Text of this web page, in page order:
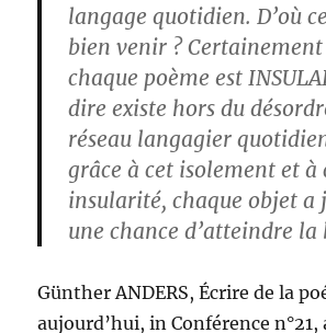
langage quotidien. D’où
bien venir ?
chaque poème est
dire existe hors du
réseau langagier
grâce à cet isolement et à
insularité, chaque objet a
une chance d’atteindre
Günther ANDERS, Écrire de la
aujourd’hui, in Conférence